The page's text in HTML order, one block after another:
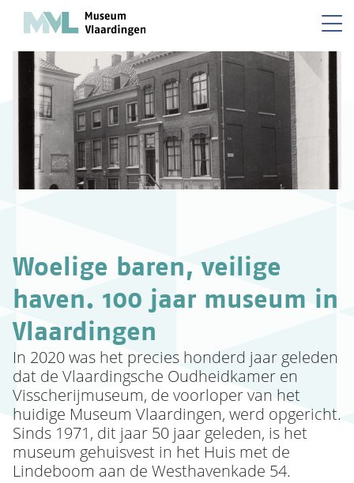
Woelige baren, veilige
haven. 100 jaar museum in
Vlaardingen
In 2020 was het precies honderd jaar geleden
dat de Vlaardingsche Oudheidkamer en
Visscherijmuseum, de voorloper van het
huidige Museum Vlaardingen, werd opgericht.
Sinds 1971, dit jaar 50 jaar geleden, is het
museum gehuisvest in het Huis met de
Lindeboom aan de Westhavenkade 54.